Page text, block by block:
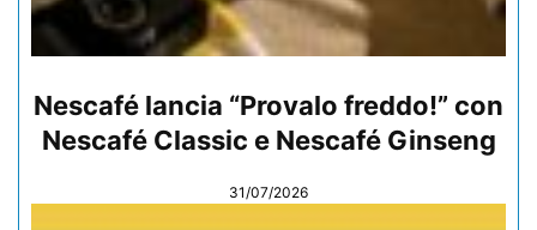
Nescafé lancia “Provalo freddo!” con
Nescafé Classic e Nescafé Ginseng
31/07/2026